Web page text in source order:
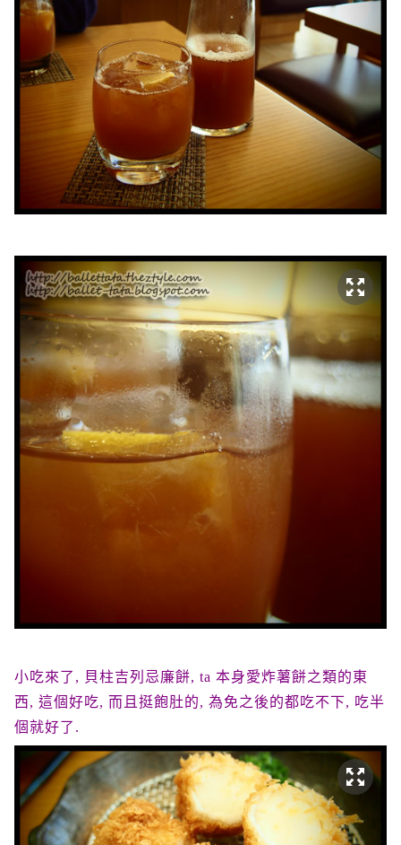
小吃來了, 貝柱吉列忌廉餅, ta 本身愛炸薯餅之類的東
西, 這個好吃, 而且挺飽肚的, 為免之後的都吃不下, 吃半
個就好了.